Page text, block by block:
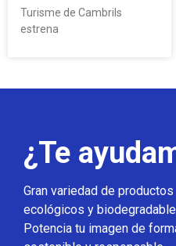
Turisme de Cambrils
estrena
¿Te
Gran variedad de productos
ecológicos y
Potencia tu imagen de